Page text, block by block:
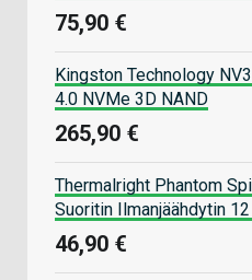
75,90 €
Kingston Technology
4.0 NVMe 3D NAND
265,90 €
Thermalright Phantom
Suoritin Ilmanjäähdytin
46,90 €